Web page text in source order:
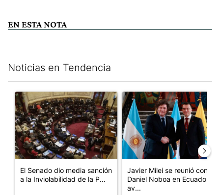
EN ESTA NOTA
Noticias en Tendencia
Un artículo de tendencia con el título "El Senado dio media
El Senado dio media sanción
a la Inviolabilidad de la P...
Un artículo de tendencia con
Javier Milei se reunió con
Daniel Noboa en Ecuador y
av...